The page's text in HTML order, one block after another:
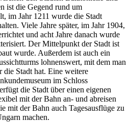
ist die Gegend rund um
im Jahr 1211 wurde die Stadt
Viele Jahre später, im Jahr 1904,
und acht Jahre danach wurde
Der Mittelpunkt der Stadt ist
wurde. Außerdem ist auch ein
lohnenswert, mit dem man
Stadt hat. Eine weitere
im Schloss
die Stadt über einen eigenen
mit der Bahn an- und abreisen
mit der Bahn auch Tagesausflüge zu
machen.